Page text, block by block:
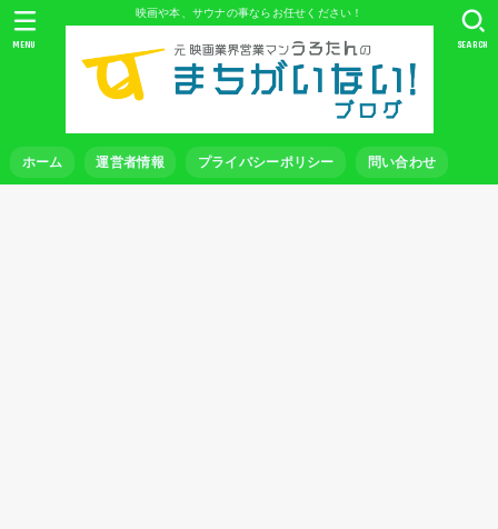
映画や本、サウナの事ならお任せください！
ホーム 運営者情報 プライバシーポリシー 問い合わせ
SEARCH
MENU